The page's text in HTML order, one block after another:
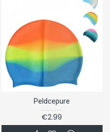
Peldcepure
€2.99